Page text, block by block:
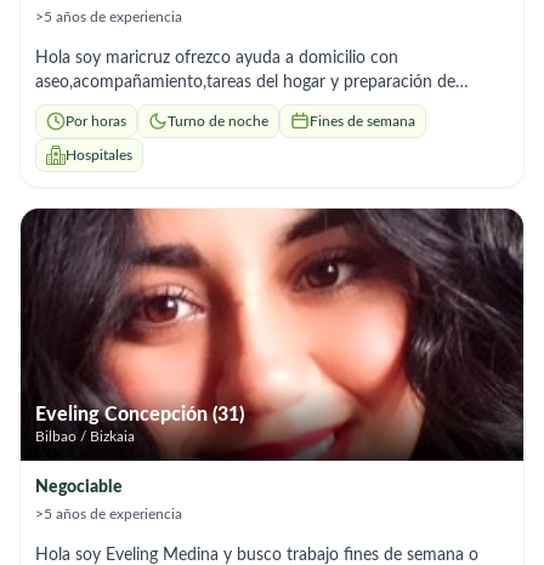
>5 años de experiencia
Hola soy maricruz ofrezco ayuda a domicilio con
aseo,acompañamiento,tareas del hogar y preparación de
comidas.soy responsable y me adapto rápido
Por horas Turno de noche Fines de semana
Hospitales
Eveling Concepción (31)
Bilbao / Bizkaia
Negociable
>5 años de experiencia
Hola soy Eveling Medina y busco trabajo fines de semana o